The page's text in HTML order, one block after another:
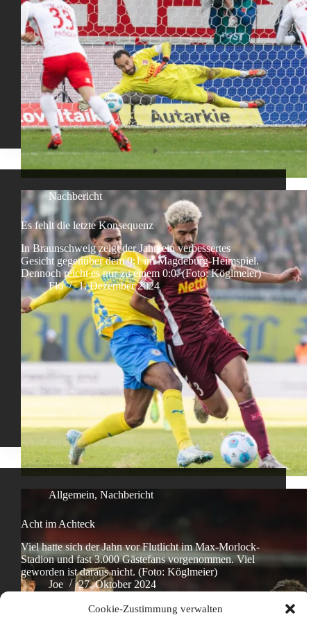
Cookie-Zustimmung verwalten
Nachbericht
Es fehlt die letzte Konsequenz
In Braunschweig zeigt der Jahn ein verbessertes
Gesicht gegenüber dem 0:1 im Magdeburg-Heimspiel.
Dennoch reicht es nur zu einem 0:0. (Foto: Köglmeier)
Flo
1. Dezember 2024
Allgemein, Nachbericht
Acht im Achteck
Viel hatte sich der Jahn vor Flutlicht im Max-Morlock-
Stadion und fast 3.000 Gästefans vorgenommen. Viel
geworden ist daraus nicht. (Foto: Köglmeier)
Joe
27. Oktober 2024